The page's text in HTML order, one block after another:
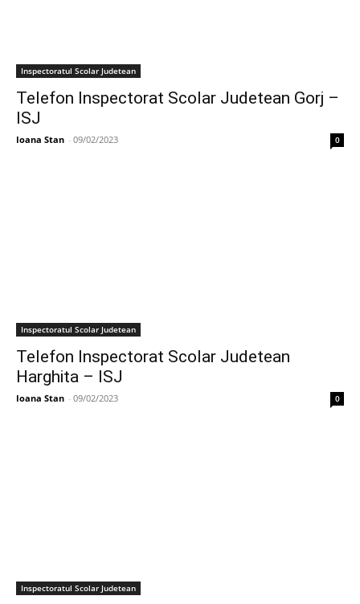
Inspectoratul Scolar Judetean
Telefon Inspectorat Scolar Judetean Gorj –
ISJ
Ioana Stan - 09/02/2023 0
Inspectoratul Scolar Judetean
Telefon Inspectorat Scolar Judetean
Harghita – ISJ
Ioana Stan - 09/02/2023 0
Inspectoratul Scolar Judetean